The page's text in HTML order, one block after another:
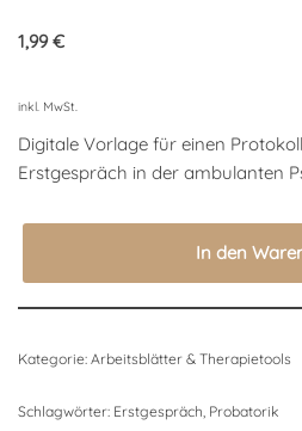
auf
1,99€
inkl. MwSt.
Digitale Vorlage für einen
Erstgespräch in der ambulanten
In den
Kategorie: Arbeitsblätter & Therapietools
Schlagwörter: Erstgespräch Probatorik